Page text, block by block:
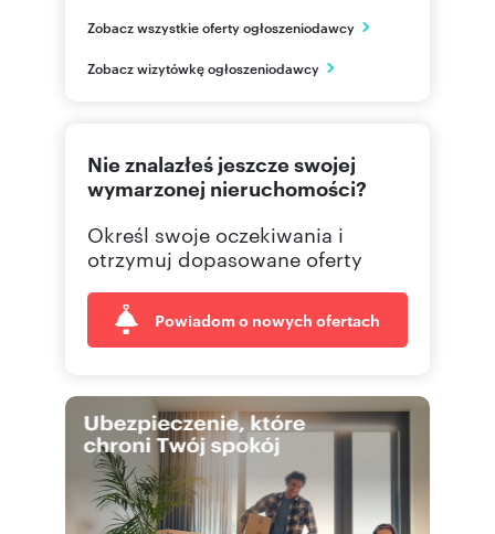
ul. Kwiatkowskiego 44A/1
podkarpackie
665 00 Pokaż telefon
695 00 Pokaż telefon
Zobacz wszystkie oferty ogłoszeniodawcy
Zobacz wizytówkę ogłoszeniodawcy
Nie znalazłeś jeszcze swojej
wymarzonej nieruchomości?
Określ swoje oczekiwania i
otrzymuj dopasowane oferty
Powiadom o nowych ofertach